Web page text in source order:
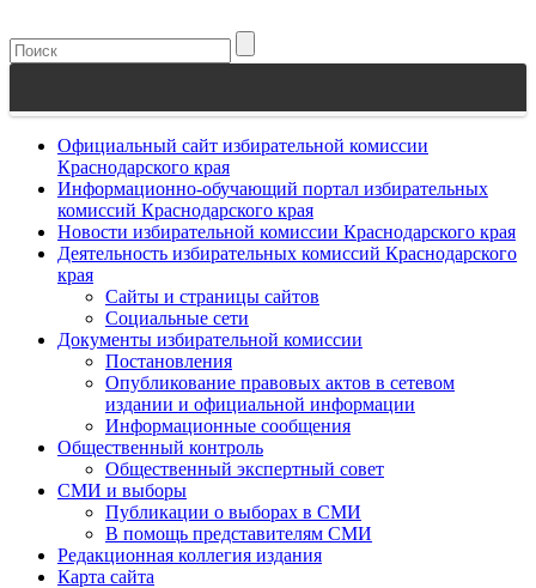
Официальный сайт избирательной комиссии
Краснодарского края
Информационно-обучающий портал избирательных
комиссий Краснодарского края
Новости избирательной комиссии Краснодарского края
Деятельность избирательных комиссий Краснодарского
края
Сайты и страницы сайтов
Социальные сети
Документы избирательной комиссии
Постановления
Опубликование правовых актов в сетевом
издании и официальной информации
Информационные сообщения
Общественный контроль
Общественный экспертный совет
СМИ и выборы
Публикации о выборах в СМИ
В помощь представителям СМИ
Редакционная коллегия издания
Карта сайта